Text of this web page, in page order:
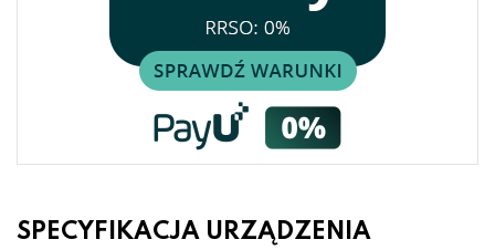
SPECYFIKACJA URZĄDZENIA